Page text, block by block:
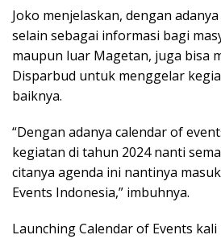
Joko menjelaskan, dengan
selain sebagai informasi bagi
maupun luar Magetan, juga bisa
Disparbud untuk menggelar
baiknya.
“Dengan adanya calendar of
kegiatan di tahun 2024 nanti
citanya agenda ini nantinya
Events Indonesia,” imbuhnya.
Launching Calendar of Events